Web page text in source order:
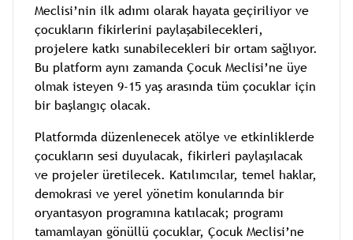
Meclisi’nin ilk adımı olarak hayata geçiriliyor ve
çocukların fikirlerini paylaşabilecekleri,
projelere katkı sunabilecekleri bir ortam sağlıyor.
Bu platform aynı zamanda Çocuk Meclisi’ne üye
olmak isteyen 9-15 yaş arasında tüm çocuklar için
bir başlangıç olacak.
Platformda düzenlenecek atölye ve etkinliklerde
çocukların sesi duyulacak, fikirleri paylaşılacak
ve projeler üretilecek. Katılımcılar, temel haklar,
demokrasi ve yerel yönetim konularında bir
oryantasyon programına katılacak; programı
tamamlayan gönüllü çocuklar, Çocuk Meclisi’ne